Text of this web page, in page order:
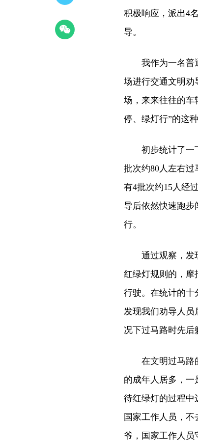
积极响应，派出4
导。
我作为一名普通
场进行交通文明劝
场，来来往往的车
停、绿灯行”的这
初步统计了一下
批次约80人左右过
有4批次约15人经
导后依然快速跑步
行。
通过观察，发现
红绿灯规则的，摩
行驶。在统计的十
发现我们劝导人员
况下过马路时先后
在文明过马路的
的成年人居多，
待红绿灯的过程中
国家工作人员，
爷，国家工作人员